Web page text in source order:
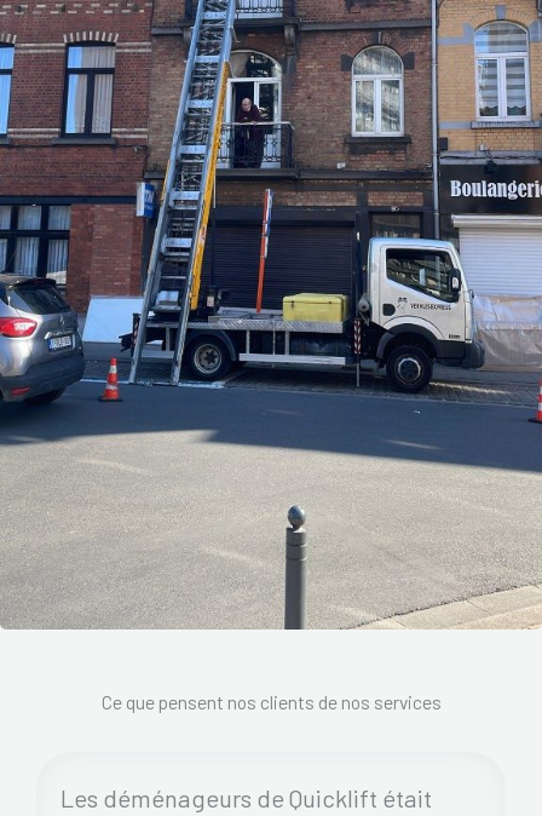
Ce que pensent nos clients de nos services
Les déménageurs de Quicklift était